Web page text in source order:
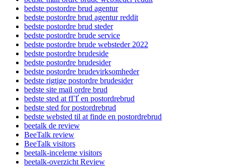
bedste postordre brud agentur
bedste postordre brud agentur reddit
bedste postordre brud steder
bedste postordre brude service
bedste postordre brude websteder 2022
bedste postordre brudeside
bedste postordre brudesider
bedste postordre brudevirksomheder
bedste rigtige postordre brudesider
bedste site mail ordre brud
bedste sted at fГҐ en postordrebrud
bedste sted for postordrebrud
bedste websted til at finde en postordrebrud
beetalk de review
BeeTalk review
BeeTalk visitors
beetalk-inceleme visitors
beetalk-overzicht Review